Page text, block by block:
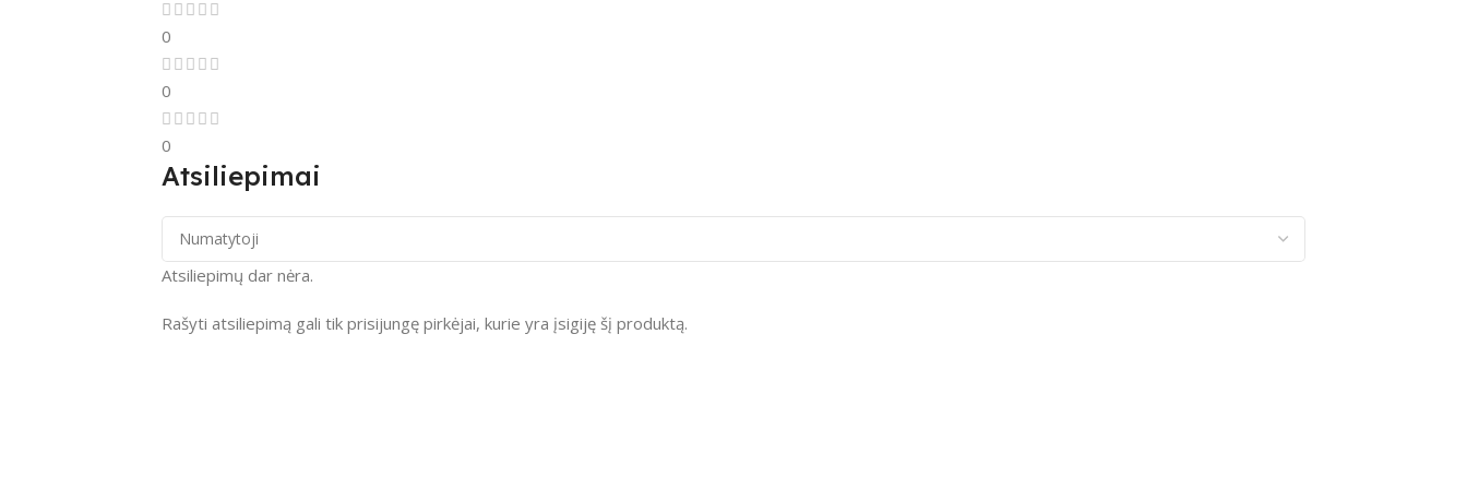
0
0
0
Atsiliepimai
Atsiliepimų dar nėra.
Rašyti atsiliepimą gali tik prisijungę pirkėjai, kurie yra įsigiję šį produktą.